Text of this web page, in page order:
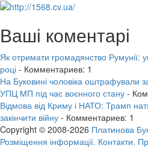
Ваші коментарі
Як отримати громадянство
році - Комментариев: 1
На Буковині чоловіка оштрафували
УПЦ МП під час воєнного стану -
Відмова від Криму і НАТО: Трамп
закінчити війну - Комментариев: 1
Copyright © 2008-2026 Платинова
Розміщення інформації. Контакти.